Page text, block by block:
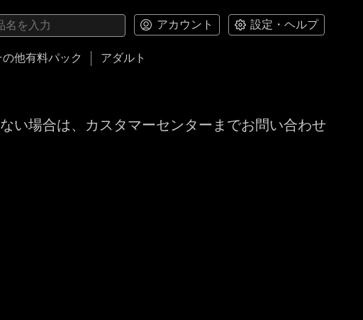
アカウント 設定・ヘルプ
の他有料パック アダルト
い場合は、カスタマーセンターまでお問い合わせ